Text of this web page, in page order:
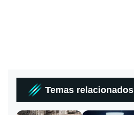
Temas relacionados